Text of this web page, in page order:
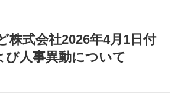
株式会社2026年4月1日付
び人事異動について